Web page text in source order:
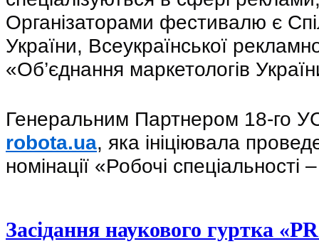
Організаторами фестивалю є
України, Всеукраїнської
«Об’єднання маркетологів
robota.ua, яка ініціювала
номінації «Робочі спеціальності
Засідання наукового гуртка